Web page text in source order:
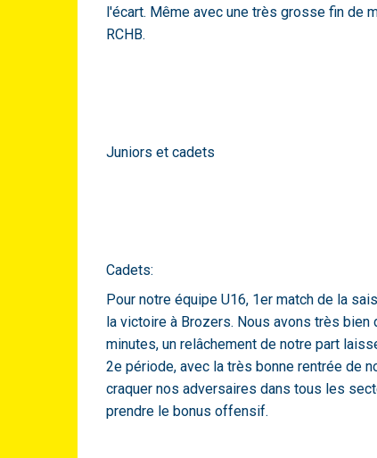
l'écart. Même avec une très grosse fin de
RCHB.
Juniors et cadets
Cadets:
Pour notre équipe U16, 1er match de la
la victoire à Brozers. Nous avons très bien
minutes, un relâchement de notre part
2e période, avec la très bonne rentrée de
craquer nos adversaires dans tous les
prendre le bonus offensif.